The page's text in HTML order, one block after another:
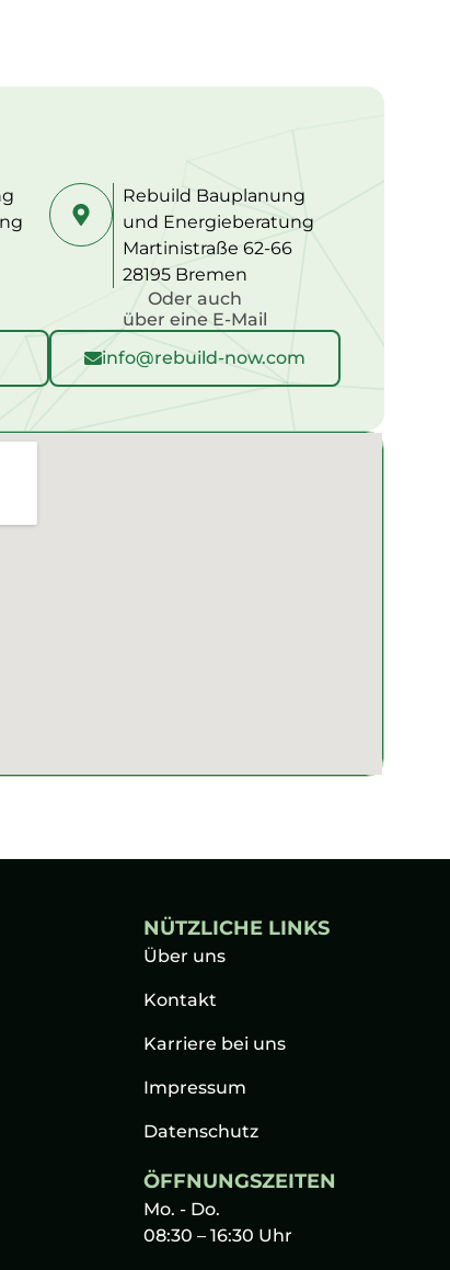
Rebuild Bauplanung
und Energieberatung
Martinistraße 62-66
28195 Bremen
Oder auch
über eine E-Mail
info@rebuild-now.com
NÜTZLICHE LINKS
Über uns
Kontakt
Karriere bei uns
Impressum
Datenschutz
ÖFFNUNGSZEITEN
Mo. - Do.
08:30 – 16:30 Uhr